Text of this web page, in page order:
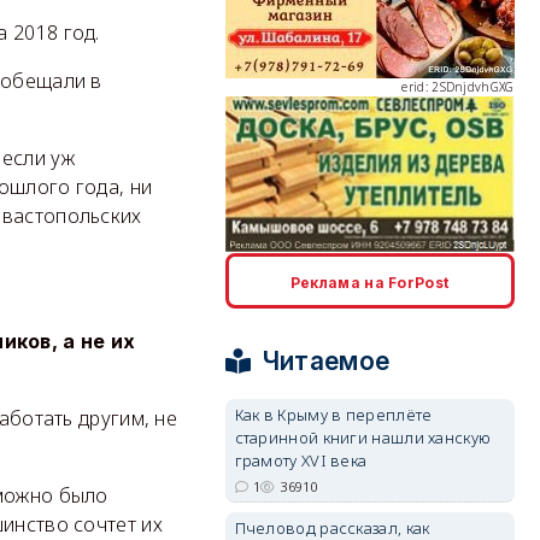
2018 год.
в
уж
года, ни
а не их
другим, не
было
сочтет их
erid: 2SDnjdvhGXG
erid: 2SDnjcLUypt
Реклама на ForPost
Читаемое
Как в Крыму в переплёте
старинной книги нашли ханскую
грамоту XVI века
1 36910
Пчеловод рассказал, как